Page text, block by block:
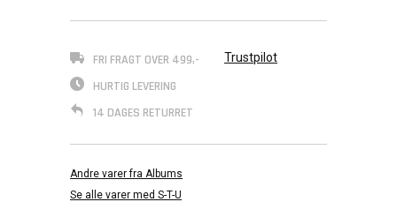
FRI FRAGT OVER 499,-
HURTIG LEVERING
14 DAGES RETURRET
Trustpilot
Andre varer fra Albums
Se alle varer med S-T-U